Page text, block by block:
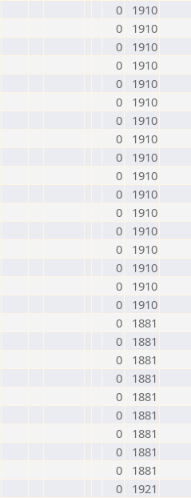
0
1910
0
1910
0
1910
0
1910
0
1910
0
1910
0
1910
0
1910
0
1910
0
1910
0
1910
0
1910
0
1910
0
1910
0
1910
0
1910
0
1910
0
1881
0
1881
0
1881
0
1881
0
1881
0
1881
0
1881
0
1881
0
1881
0
1921